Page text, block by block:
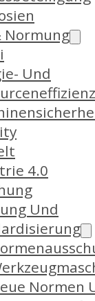
Normung
Und
4.0
Und
Normen